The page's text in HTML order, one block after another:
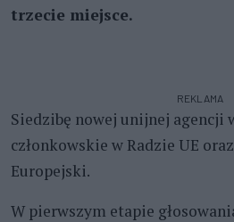
trzecie miejsce.
REKLAMA
Siedzibę nowej unijnej agencji
członkowskie w Radzie UE
Europejski.
W pierwszym etapie